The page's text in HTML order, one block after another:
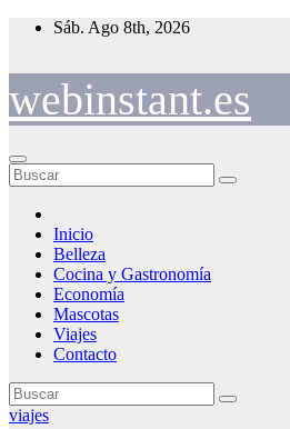
Saltar
Sáb. Ago 8th, 2026
webinstant.es
Inicio
Belleza
Cocina y Gastronomía
Economía
Mascotas
Viajes
Contacto
viajes